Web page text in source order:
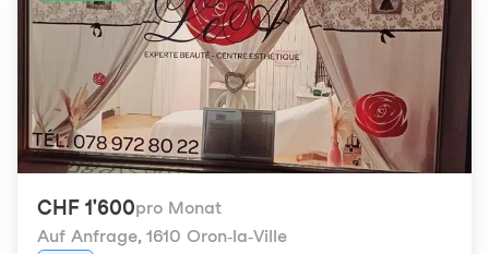
CHF 1'600pro Monat
Auf Anfrage, 1610 Oron-la-Ville